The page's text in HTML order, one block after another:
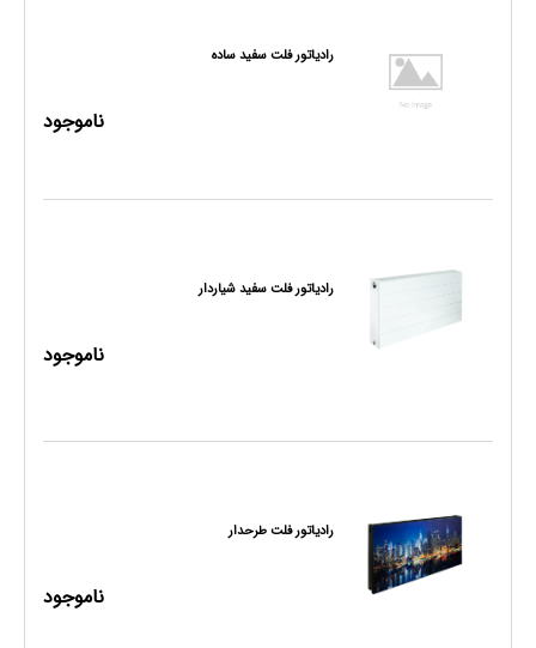
رادیاتور فلت سفید ساده
ناموجود
رادیاتور فلت سفید شیاردار
ناموجود
رادیاتور فلت طرحدار
ناموجود